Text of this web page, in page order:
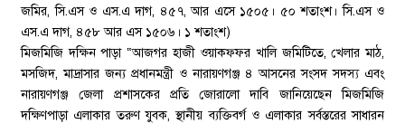
জমির, সি.এস ও এস.এ দাগ, ৪৫৭, আর এসে ১৫০৫। ৫০ শতাংশ। সি.এস ও
এস.এ দাগ, ৪৫৮ আর এস ১৫০৬। ১ শতাংশ)
মিজমিজি দক্ষিন পাড়া “আজগর হাজী ওয়াকফ্ফর খালি জমিটিতে, খেলার মাঠ,
মসজিদ, মাদ্রাসার জন্য প্রধানমন্ত্রী ও নারায়ণগঞ্জ ৪ আসনের সংসদ সদস্য এবং
নারায়ণগঞ্জ জেলা প্রশাসকের প্রতি জোরালো দাবি জানিয়েছেন মিজমিজি
দক্ষিণপাড়া এলাকার তরুণ যুবক, স্থানীয় ব্যক্তিবর্গ ও এলাকার সর্বস্তরের সাধারন